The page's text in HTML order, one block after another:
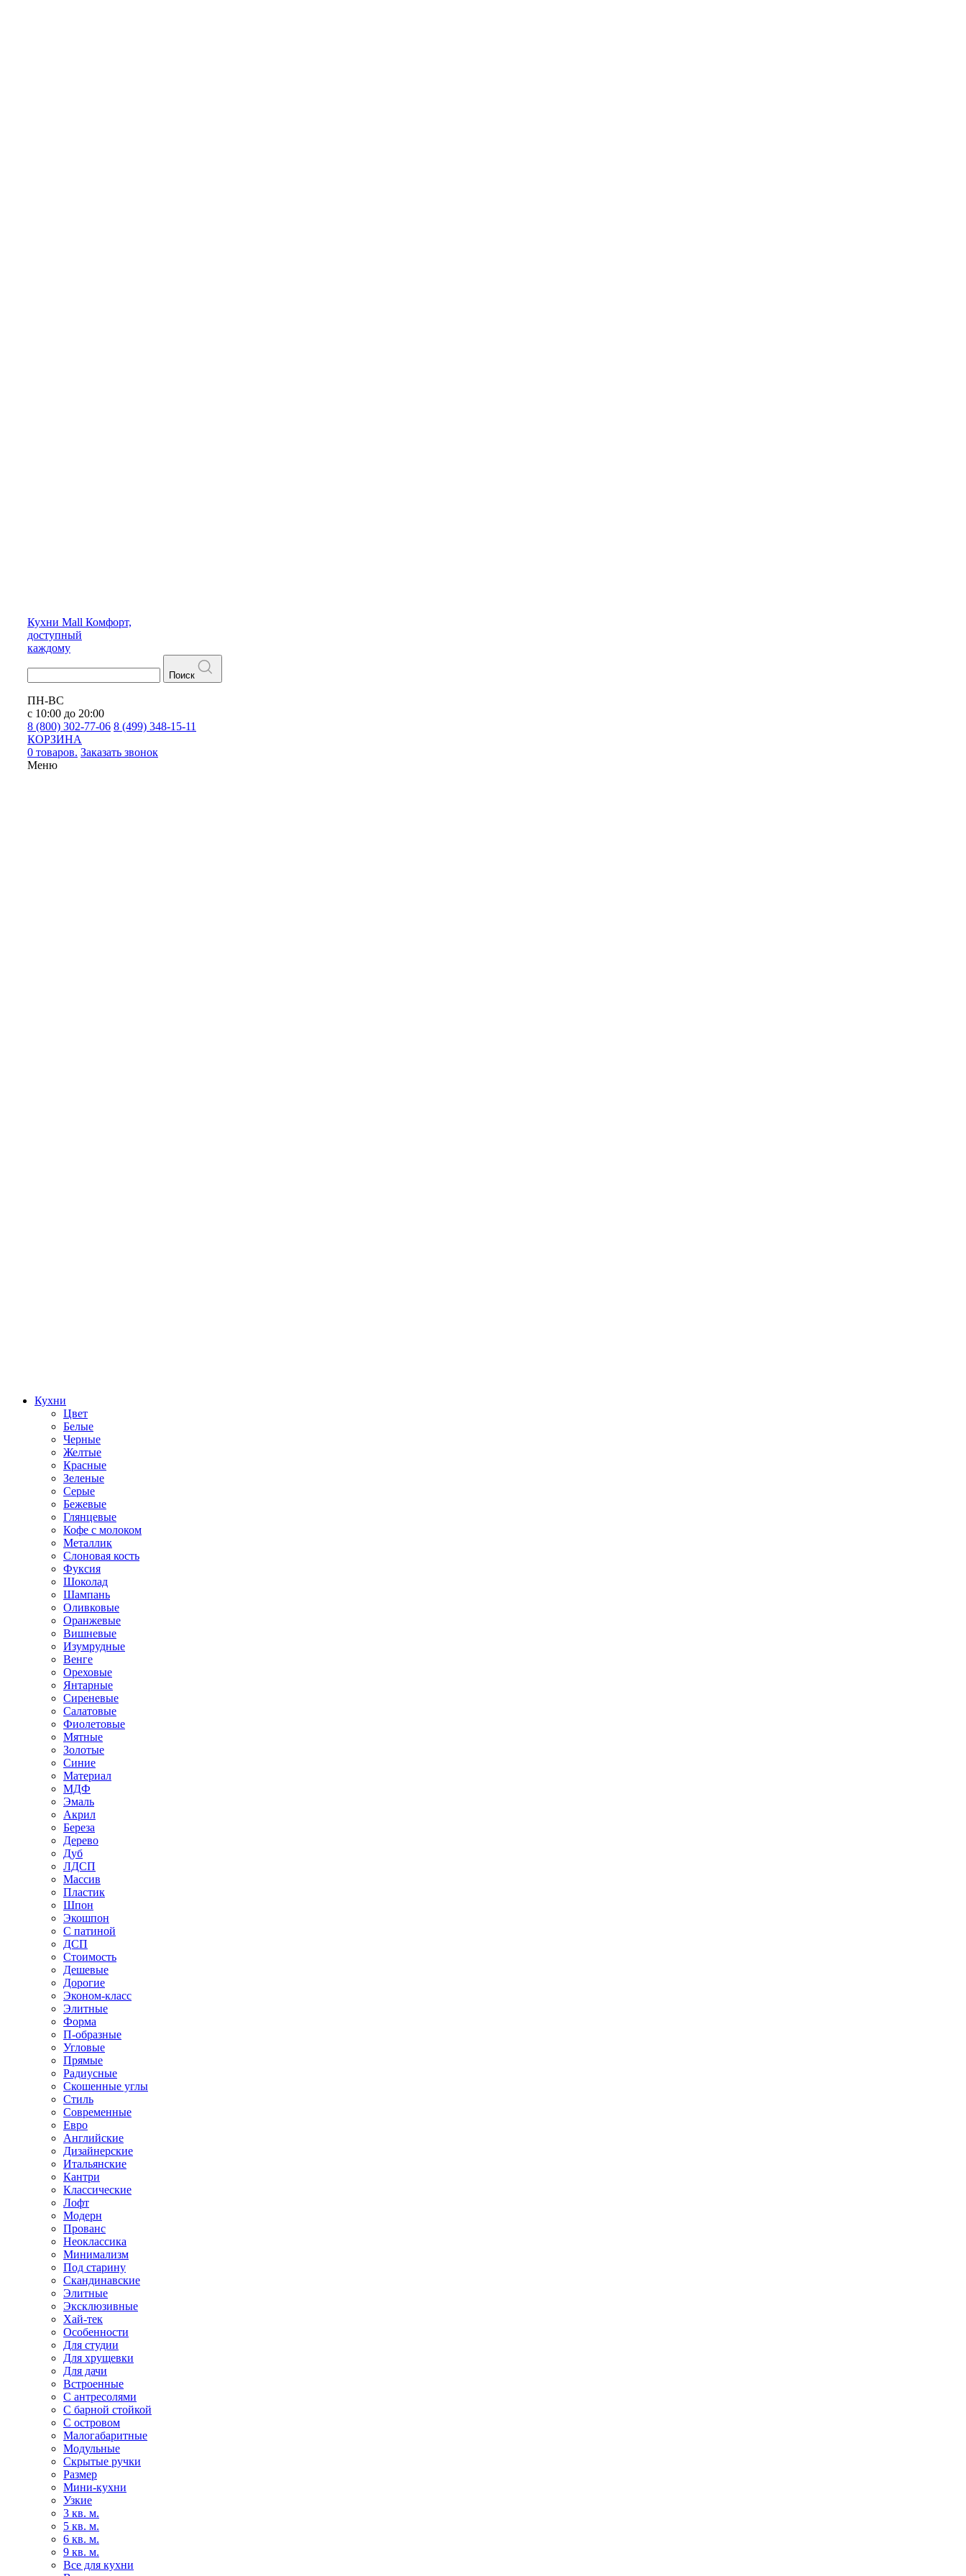
Кухни Mall Комфорт,
доступный
каждому
Поиск
ПН-ВС
с 10:00 до 20:00
8 (800) 302-77-06 8 (499) 348-15-11
КОРЗИНА
0 товаров. Заказать звонок
Меню
Кухни
Цвет
Белые
Черные
Желтые
Красные
Зеленые
Серые
Бежевые
Глянцевые
Кофе с молоком
Металлик
Слоновая кость
Фуксия
Шоколад
Шампань
Оливковые
Оранжевые
Вишневые
Изумрудные
Венге
Ореховые
Янтарные
Сиреневые
Салатовые
Фиолетовые
Мятные
Золотые
Синие
Материал
МДФ
Эмаль
Акрил
Береза
Дерево
Дуб
ЛДСП
Массив
Пластик
Шпон
Экошпон
С патиной
ДСП
Стоимость
Дешевые
Дорогие
Эконом-класс
Элитные
Форма
П-образные
Угловые
Прямые
Радиусные
Скошенные углы
Стиль
Современные
Евро
Английские
Дизайнерские
Итальянские
Кантри
Классические
Лофт
Модерн
Прованс
Неоклассика
Минимализм
Под старину
Скандинавские
Элитные
Эксклюзивные
Хай-тек
Особенности
Для студии
Для хрущевки
Для дачи
Встроенные
С антресолями
С барной стойкой
С островом
Малогабаритные
Модульные
Скрытые ручки
Размер
Мини-кухни
Узкие
3 кв. м.
5 кв. м.
6 кв. м.
9 кв. м.
Все для кухни